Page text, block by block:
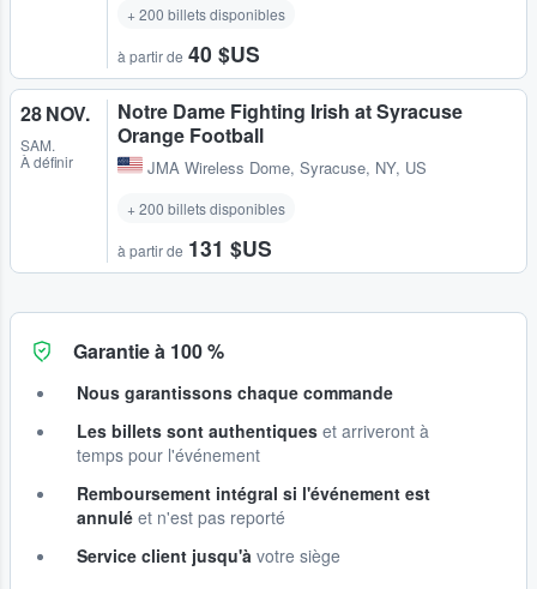
+ 200 billets disponibles
à partir de 40 $US
28 NOV.
SAM.
À définir
Notre Dame Fighting Irish at Syracuse
Orange Football
JMA Wireless Dome, Syracuse, NY, US
+ 200 billets disponibles
à partir de 131 $US
Garantie à 100 %
Nous garantissons chaque commande
Les billets sont authentiques et arriveront à
temps pour l'événement
Remboursement intégral si l'événement est
annulé et n'est pas reporté
Service client jusqu'à votre siège